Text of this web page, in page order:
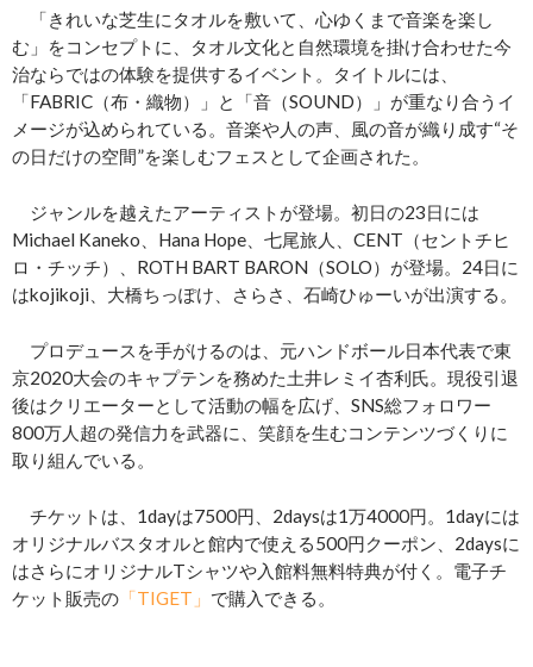
「きれいな芝生にタオルを敷いて、心ゆくまで音楽を楽し
む」をコンセプトに、タオル文化と自然環境を掛け合わせた今
治ならではの体験を提供するイベント。タイトルには、
「FABRIC（布・織物）」と「音（SOUND）」が重なり合うイ
メージが込められている。音楽や人の声、風の音が織り成す“そ
の日だけの空間”を楽しむフェスとして企画された。
ジャンルを越えたアーティストが登場。初日の23日には
Michael Kaneko、Hana Hope、七尾旅人、CENT（セントチヒ
ロ・チッチ）、ROTH BART BARON（SOLO）が登場。24日に
はkojikoji、大橋ちっぽけ、さらさ、石崎ひゅーいが出演する。
プロデュースを手がけるのは、元ハンドボール日本代表で東
京2020大会のキャプテンを務めた土井レミイ杏利氏。現役引退
後はクリエーターとして活動の幅を広げ、SNS総フォロワー
800万人超の発信力を武器に、笑顔を生むコンテンツづくりに
取り組んでいる。
チケットは、1dayは7500円、2daysは1万4000円。1dayには
オリジナルバスタオルと館内で使える500円クーポン、2daysに
はさらにオリジナルTシャツや入館料無料特典が付く。電子チ
ケット販売の 「TIGET」 で購入できる。